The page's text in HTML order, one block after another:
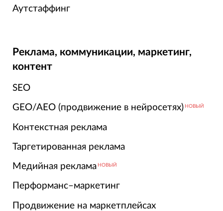
Аутстаффинг
Реклама, коммуникации, маркетинг,
контент
SEO
GEO/AEO (продвижение в нейросетях) НОВЫЙ
Контекстная реклама
Таргетированная реклама
Медийная реклама НОВЫЙ
Перформанс–маркетинг
Продвижение на маркетплейсах